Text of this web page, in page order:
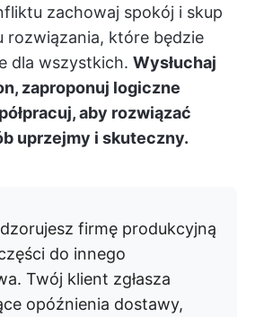
zachowaj spokój i skup
rozwiązania, które będzie
dla wszystkich. Wysłuchaj
zaproponuj logiczne
aby rozwiązać
uprzejmy i skuteczny.
firmę produkcyjną
do innego
Twój klient zgłasza
opóźnienia dostawy,